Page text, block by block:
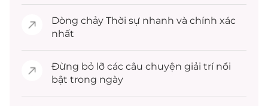
Dòng chảy Thời sự nhanh và chính xác
nhất
Đừng bỏ lỡ các câu chuyện giải trínổi
bật trong ngày